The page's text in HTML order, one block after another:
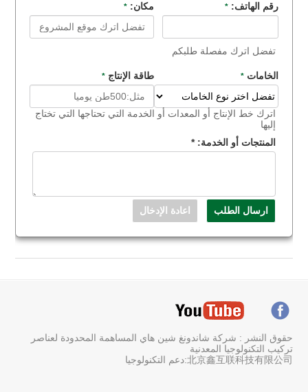
رقم الهاتف:* مكان: *
تفضل اترك مفصلة طلبكم
الخامات* طاقة الإنتاج *
اترك خط الإنتاج أو المعدات أو الخدمة التي تحتاجها التي تختاج
إليها
المنتجات أو الخدمة:*
حقوق النشر : شركة شاندونغ شين هاي المساهمة المحدودة لعناصر
تركيب التكنولوجيا المعدنية
北京鑫互联科技有限公司:دعم التكنولوجيا